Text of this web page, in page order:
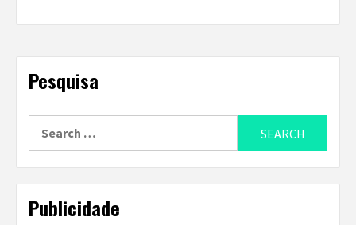
Pesquisa
Publicidade